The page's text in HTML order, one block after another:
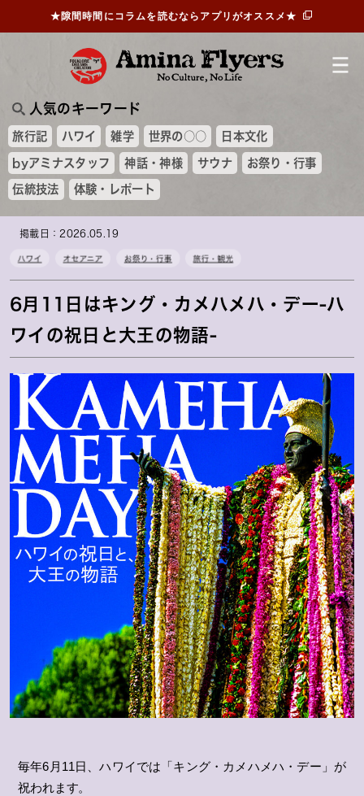
人気のキーワード
旅行記 ハワイ 雑学 世界の○○ 日本文化
byアミナスタッフ 神話・神様 サウナ お祭り・行事
伝統技法 体験・レポート
★隙間時間にコラムを読むならアプリがオススメ★
掲載日：2026.05.19
ハワイ オセアニア お祭り・行事 旅行・観光
6月11日はキング・カメハメハ・デー-ハ
ワイの祝日と大王の物語-
毎年6月11日、ハワイでは「キング・カメハメハ・デー」が
祝われます。